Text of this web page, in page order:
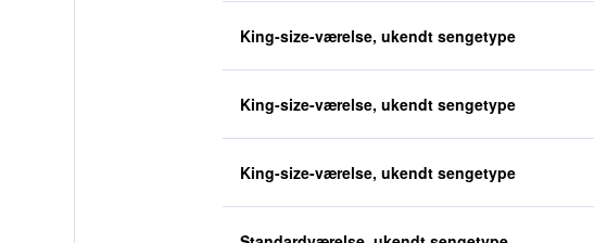
King-size-værelse, ukendt sengetype
King-size-værelse, ukendt sengetype
King-size-værelse, ukendt sengetype